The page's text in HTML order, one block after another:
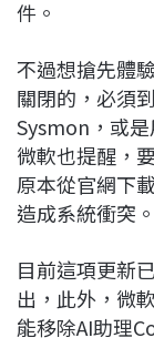
件。
不過想搶先體
關閉的，必須
Sysmon，或
微軟也提醒，
原本從官網下
造成系統衝突。
目前這項更新
出，此外，微
能移除AI助理